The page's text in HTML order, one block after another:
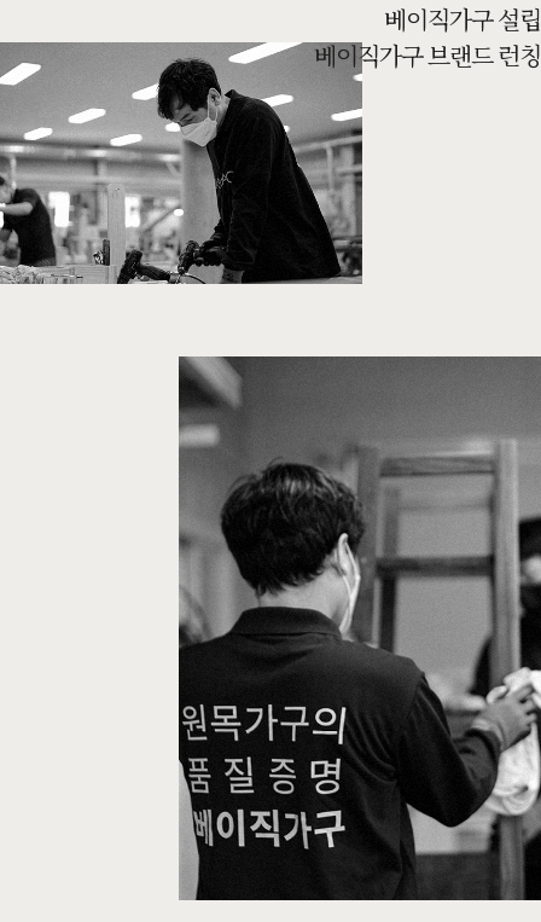
베이직가구 설립
베이직가구 브랜드 런칭